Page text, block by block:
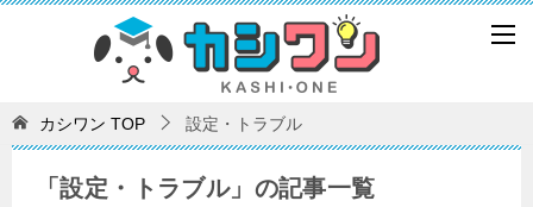
カシワン TOP 設定・トラブル
「設定・トラブル」の記事一覧